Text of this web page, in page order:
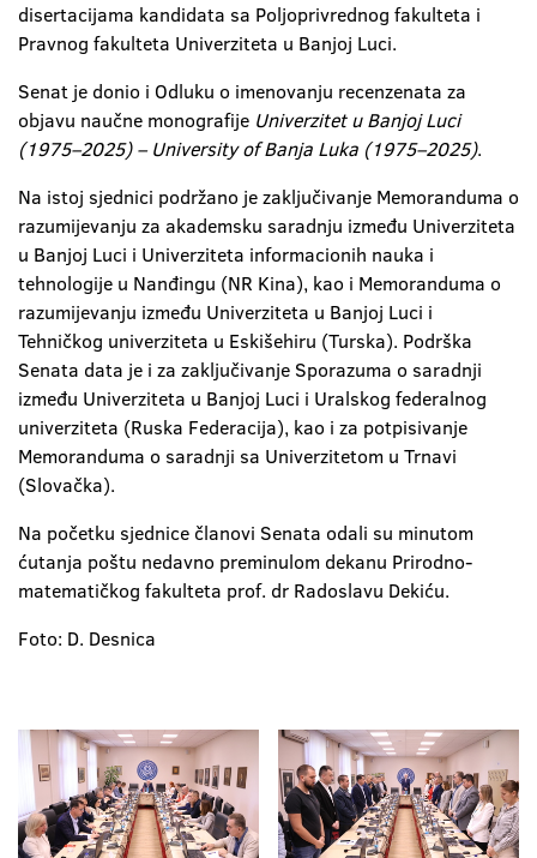
disertacijama kandidata sa Poljoprivrednog fakulteta i
Pravnog fakulteta Univerziteta u Banjoj Luci.
Senat je donio i Odluku o imenovanju recenzenata za
objavu naučne monografije Univerzitet u Banjoj Luci
(1975–2025) – University of Banja Luka (1975–2025).
Na istoj sjednici podržano je zaključivanje Memoranduma o
razumijevanju za akademsku saradnju između Univerziteta
u Banjoj Luci i Univerziteta informacionih nauka i
tehnologije u Nanđingu (NR Kina), kao i Memoranduma o
razumijevanju između Univerziteta u Banjoj Luci i
Tehničkog univerziteta u Eskišehiru (Turska). Podrška
Senata data je i za zaključivanje Sporazuma o saradnji
između Univerziteta u Banjoj Luci i Uralskog federalnog
univerziteta (Ruska Federacija), kao i za potpisivanje
Memoranduma o saradnji sa Univerzitetom u Trnavi
(Slovačka).
Na početku sjednice članovi Senata odali su minutom
ćutanja poštu nedavno preminulom dekanu Prirodno-
matematičkog fakulteta prof. dr Radoslavu Dekiću.
Foto: D. Desnica